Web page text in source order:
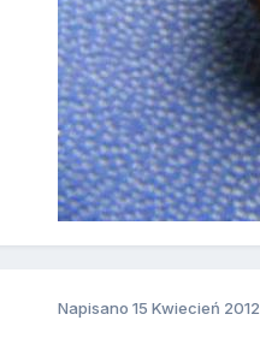
Napisano 15 Kwiecień 2012